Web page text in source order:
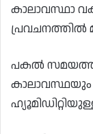
കാലാവസ്ഥാ
പ്രവചനത്തിൽ
പകൽ
കാലാവസ്ഥയും